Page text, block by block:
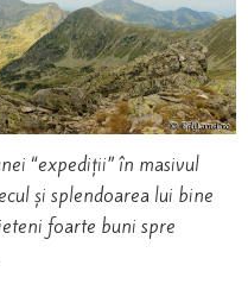
“expediții” în masivul
și splendoarea lui bine
foarte buni spre